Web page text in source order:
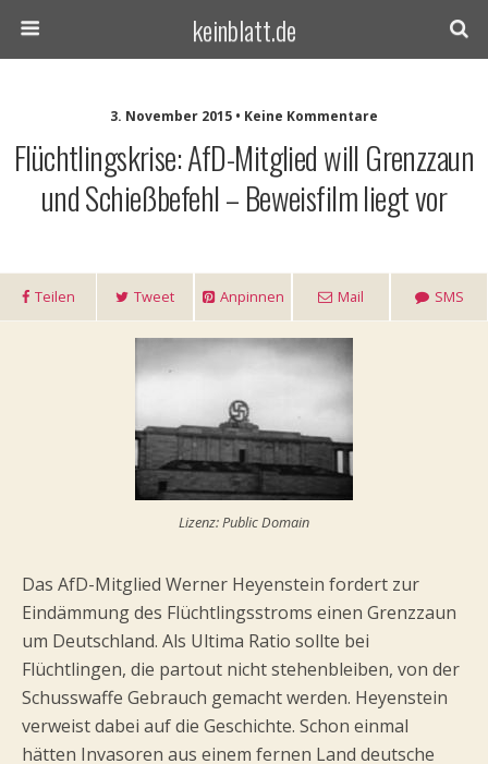
keinblatt.de
3. November 2015 • Keine Kommentare
Flüchtlingskrise: AfD-Mitglied will Grenzzaun
und Schießbefehl – Beweisfilm liegt vor
Teilen Tweet Anpinnen Mail SMS
Lizenz: Public Domain
Das AfD-Mitglied Werner Heyenstein fordert zur
Eindämmung des Flüchtlingsstroms einen Grenzzaun
um Deutschland. Als Ultima Ratio sollte bei
Flüchtlingen, die partout nicht stehenbleiben, von der
Schusswaffe Gebrauch gemacht werden. Heyenstein
verweist dabei auf die Geschichte. Schon einmal
hätten Invasoren aus einem fernen Land deutsche